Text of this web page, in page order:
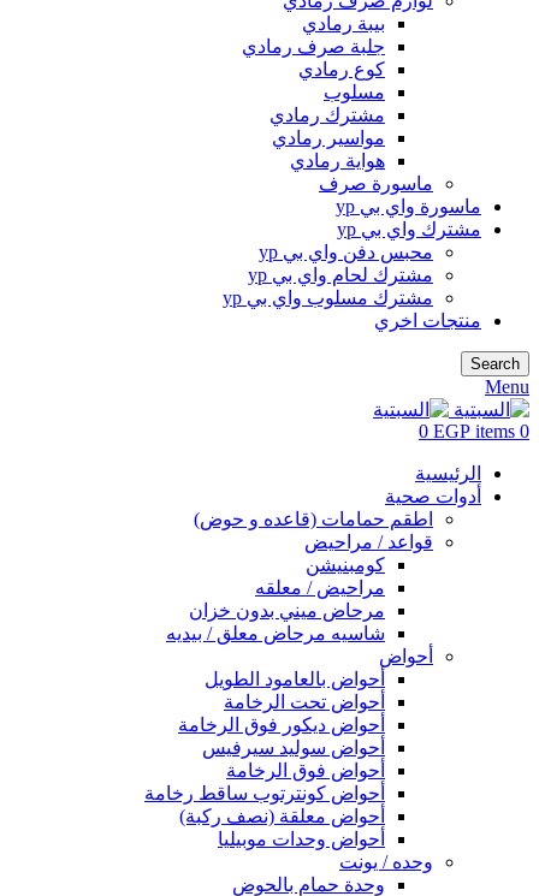
بيبة رمادي
جلبة صرف رمادي
كوع رمادي
مسلوب
مشترك رمادي
مواسير رمادي
هواية رمادي
ماسورة صرف
ماسورة واي بي yp
مشترك واي بي yp
محبس دفن واي بي yp
مشترك لحام واي بي yp
مشترك مسلوب واي بي yp
منتجات اخري
Search
Menu
0
items
0 EGP
الرئيسية
أدوات صحية
اطقم حمامات (قاعده و حوض)
قواعد / مراحيض
كومبنيشن
مراحيض / معلقه
مرحاض ميني بدون خزان
شاسيه مرحاض معلق / بيديه
أحواض
أحواض بالعامود الطويل
أحواض تحت الرخامة
أحواض ديكور فوق الرخامة
أحواض سوليد سيرفيس
أحواض فوق الرخامة
أحواض كونترتوب ساقط رخامة
أحواض معلقة (نصف ركبة)
أحواض وحدات موبيليا
وحده / يونت
وحدة حمام بالحوض